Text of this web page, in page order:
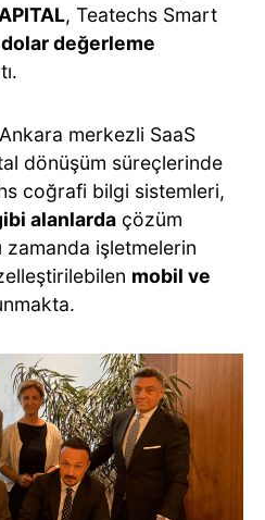
, Teatechs Smart
değerleme
merkezli SaaS
dönüşüm süreçlerinde
coğrafi bilgi sistemleri,
alanlarda çözüm
zamanda işletmelerin
mobil ve